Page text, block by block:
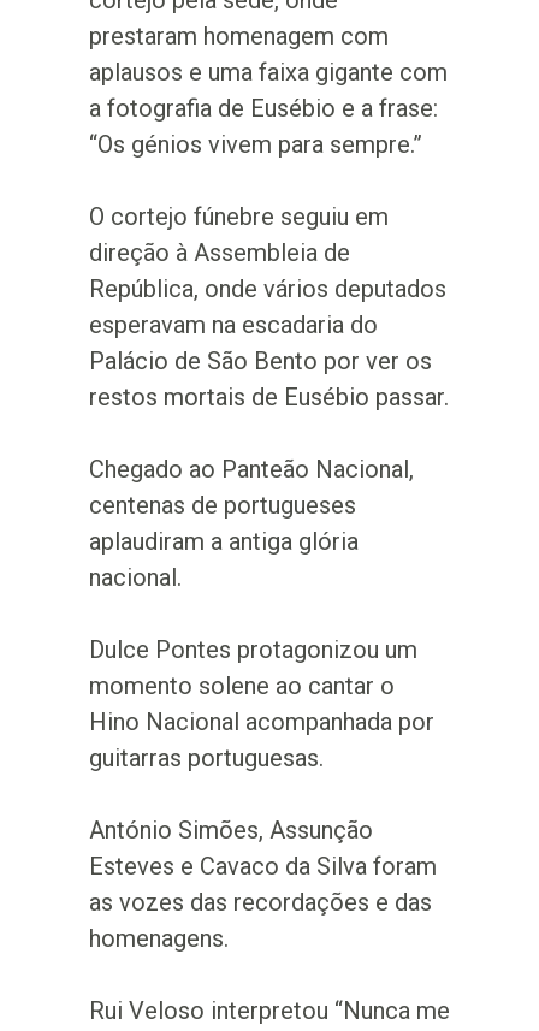
prestaram homenagem com
aplausos e uma faixa gigante com
a fotografia de Eusébio e a frase:
“Os génios vivem para sempre.”
O cortejo fúnebre seguiu em
direção à Assembleia de
República, onde vários deputados
esperavam na escadaria do
Palácio de São Bento por ver os
restos mortais de Eusébio passar.
Chegado ao Panteão Nacional,
centenas de portugueses
aplaudiram a antiga glória
nacional.
Dulce Pontes protagonizou um
momento solene ao cantar o
Hino Nacional acompanhada por
guitarras portuguesas.
António Simões, Assunção
Esteves e Cavaco da Silva foram
as vozes das recordações e das
homenagens.
Rui Veloso interpretou “Nunca me